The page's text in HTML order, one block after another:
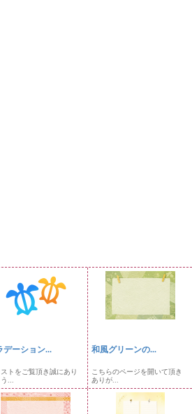
デーション...
トをご覧頂き誠にあり
...
和風グリーンの...
こちらのページを開いて頂き
ありが...